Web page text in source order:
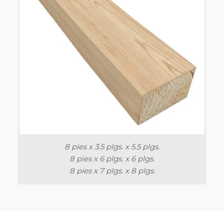
8 pies x 3.5 plgs. x 5.5 plgs.
8 pies x 6 plgs. x 6 plgs.
8 pies x 7 plgs. x 8 plgs.